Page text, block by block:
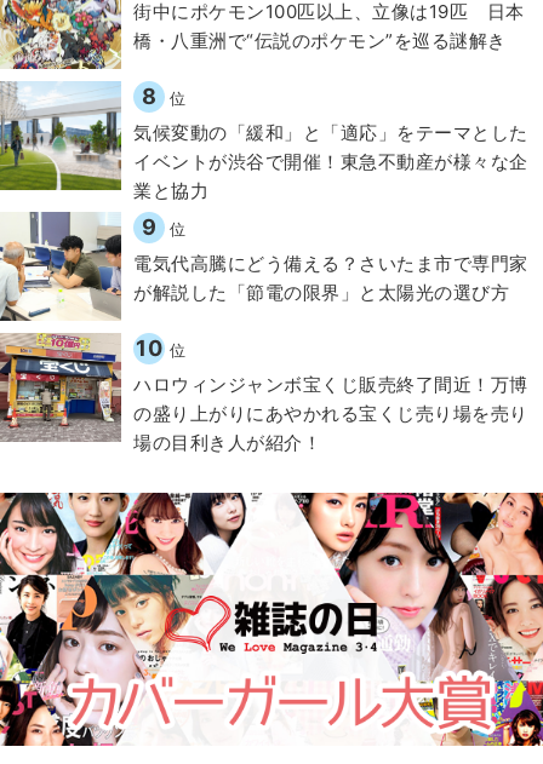
街中にポケモン100匹以上、立像は19匹 日本
橋・八重洲で“伝説のポケモン”を巡る謎解き
8 位
気候変動の「緩和」と「適応」をテーマとした
イベントが渋谷で開催！東急不動産が様々な企
業と協力
9 位
電気代高騰にどう備える？さいたま市で専門家
が解説した「節電の限界」と太陽光の選び方
10 位
ハロウィンジャンボ宝くじ販売終了間近！万博
の盛り上がりにあやかれる宝くじ売り場を売り
場の目利き人が紹介！